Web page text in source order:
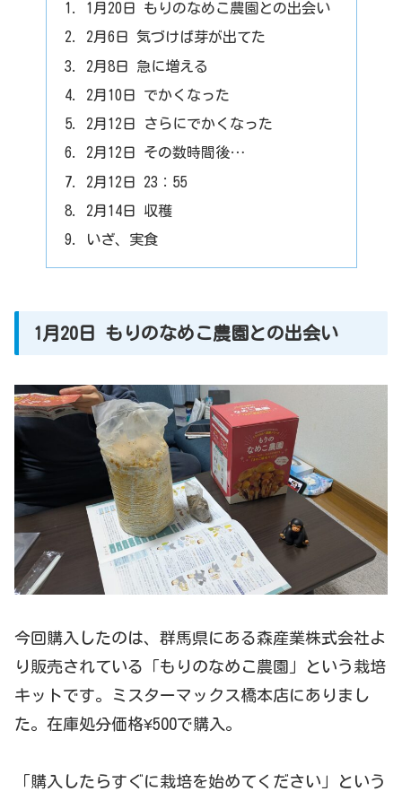
1月20日 もりのなめこ農園との出会い
2月6日 気づけば芽が出てた
2月8日 急に増える
2月10日 でかくなった
2月12日 さらにでかくなった
2月12日 その数時間後…
2月12日 23：55
2月14日 収穫
いざ、実食
1月20日 もりのなめこ農園との出会い
今回購入したのは、群馬県にある森産業株式会社よ
り販売されている「もりのなめこ農園」という栽培
キットです。ミスターマックス橋本店にありまし
た。在庫処分価格¥500で購入。
「購入したらすぐに栽培を始めてください」という